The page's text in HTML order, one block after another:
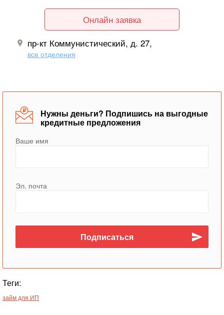
Онлайн заявка
пр-кт Коммунистический, д. 27,
все отделения
Нужны деньги? Подпишись на выгодные
кредитные предложения
Ваше имя
Эл. почта
Теги:
займ для ИП